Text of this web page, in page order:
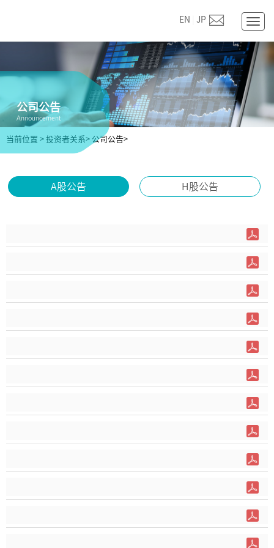
EN JP
公司公告
Announcement
当前位置 > 投资者关系> 公司公告>
A股公告 H股公告